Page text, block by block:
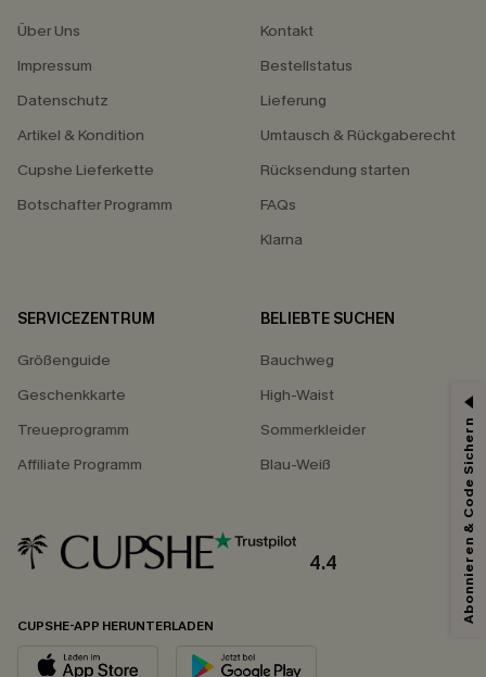
Über Uns
Impressum
Datenschutz
Artikel & Kondition
Cupshe Lieferkette
Botschafter Programm
Kontakt
Bestellstatus
Lieferung
Umtausch & Rückgaberecht
Rücksendung starten
FAQs
Klarna
SERVICEZENTRUM
Größenguide
Geschenkkarte
Treueprogramm
Affiliate Programm
BELIEBTE SUCHEN
Bauchweg
High-Waist
Sommerkleider
Blau-Weiß
4.4
CUPSHE-APP HERUNTERLADEN
Abonnieren & Code Sichern